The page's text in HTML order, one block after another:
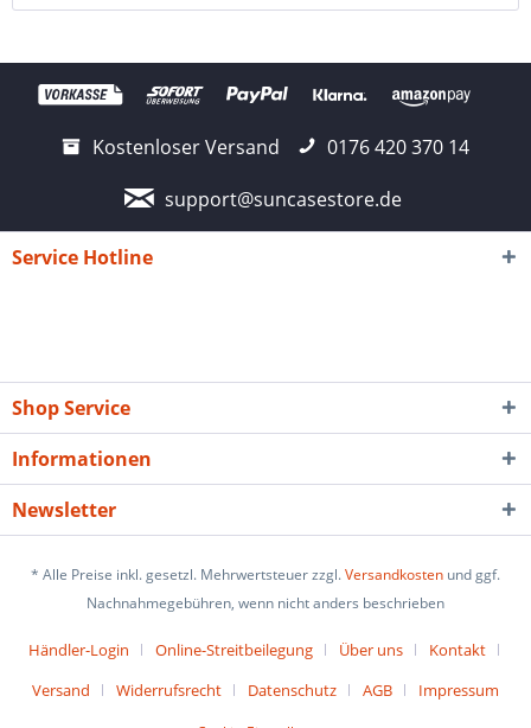
Kostenloser Versand
0176 420 370 14
support@suncasestore.de
Service Hotline
Shop Service
Informationen
Newsletter
* Alle Preise inkl. gesetzl. Mehrwertsteuer zzgl.Versandkosten und ggf.
Nachnahmegebühren, wenn nicht anders beschrieben
Händler-Login Online-Streitbeilegung Über uns
Kontakt
Versand
Widerrufsrecht Datenschutz AGB Impressum